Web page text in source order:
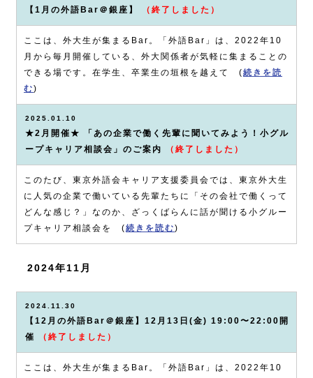
【1月の外語Bar＠銀座】 （終了しました）
ここは、外大生が集まるBar。「外語Bar」は、2022年10
月から毎月開催している、外大関係者が気軽に集まることの
できる場です。在学生、卒業生の垣根を越えて (続きを読
む)
2025.01.10
★2月開催★ 「あの企業で働く先輩に聞いてみよう！小グル
ープキャリア相談会」のご案内
（終了しました）
このたび、東京外語会キャリア支援委員会では、東京外大生
に人気の企業で働いている先輩たちに「その会社で働くって
どんな感じ？」なのか、ざっくばらんに話が聞ける小グルー
プキャリア相談会を (続きを読む)
2024年11月
2024.11.30
【12月の外語Bar＠銀座】12月13日(金) 19:00〜22:00開
催
（終了しました）
ここは、外大生が集まるBar。「外語Bar」は、2022年10